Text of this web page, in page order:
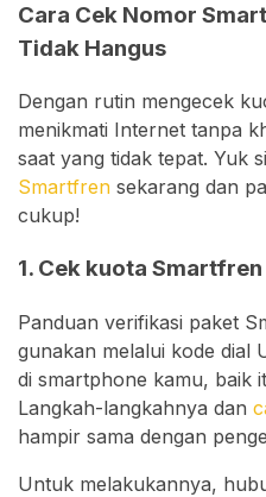
Cara Cek Nomor
Tidak Hangus
Dengan rutin mengecek
menikmati Internet tanpa
saat yang tidak tepat. Yuk
Smartfren sekarang dan
cukup!
1. Cek kuota
Panduan verifikasi paket
gunakan melalui kode dial
di smartphone kamu, baik
Langkah-langkahnya dan
hampir sama dengan
Untuk melakukannya,